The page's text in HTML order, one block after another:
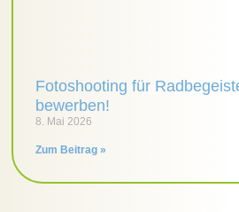
Fotoshooting für
bewerben!
8. Mai 2026
Zum Beitrag »